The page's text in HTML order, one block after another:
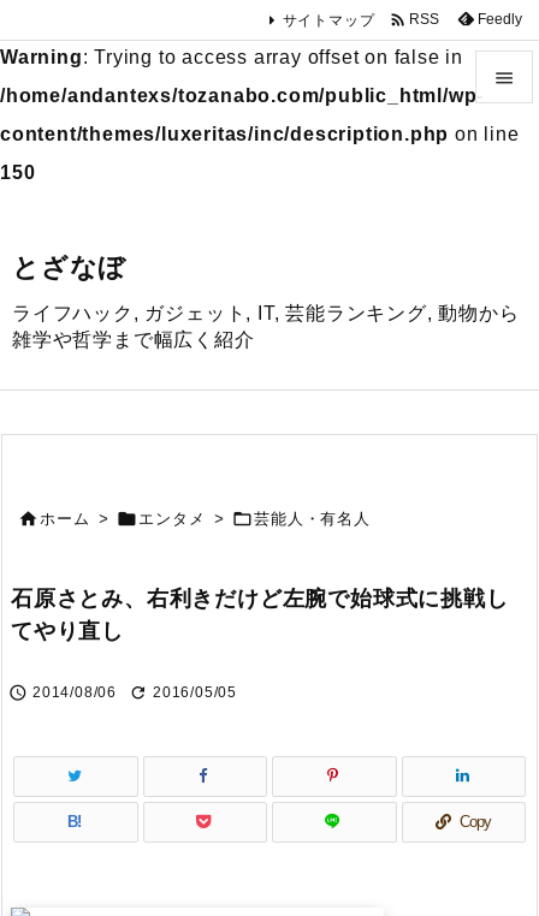
Warning: Trying to access array offset on false in
/home/andantexs/tozanabo.com/public_html/wp-
content/themes/luxeritas/inc/description.php on line
150
とざなぼ
ライフハック, ガジェット, IT, 芸能ランキング, 動物から
雑学や哲学まで幅広く紹介


前へ
サイトマップ  RSS Feedly
ホーム >  エンタメ > 芸能人・有名人
石原さとみ、右利きだけど左腕で始球式に挑戦し
てやり直し
 2014/08/06  2016/05/05
B! Copy